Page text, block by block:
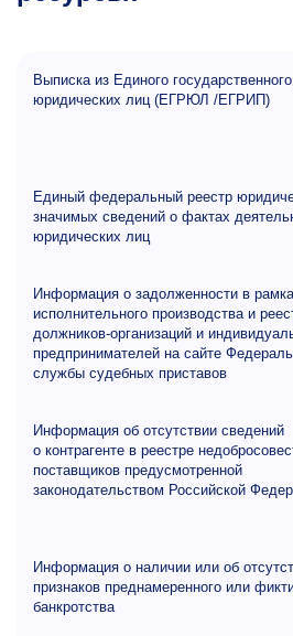
Выписка из Единого
юридических лиц (ЕГРЮЛ /ЕГРИП)
Единый федеральный реестр
значимых сведений о фактах
юридических лиц
Информация о задолженности в
исполнительного производства и
должников-организаций и
предпринимателей на сайте
службы судебных приставов
Информация об отсутствии сведений
о контрагенте в реестре
поставщиков предусмотренной
законодательством Российской
Информация о наличии или об
признаков преднамеренного или
банкротства